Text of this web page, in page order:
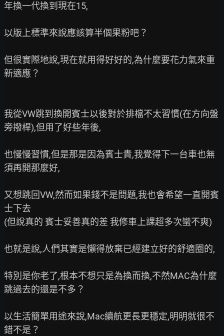
年換一代換到現在15,
以版上標準來說應該算半個果粉吧？
但很實際地說,現在就用得好好的,為什麼要花力氣來重
新適應？
我從VW跳到換開賓士以後對於排檔不太習慣(在方向盤
旁撥桿),但用了好些年後,
也慢慢習慣,但是那是因為賓士貴,我覺得下一台車也無
須再開那麼好,
又想跳回VW,然而如果錢不是問題,我也會希望一直開賓
士下去
(但說真的 賓士妥善真的差 我修車上課超多次蠻不爽)
也就是說,人們其實是懶得放棄已經建立好的舒適圈的,
特別是你老了,根本不想只是為換而換,不然MAC為什麼
跳過去的還是不多？
以生活簡單用途來說,Mac續航更長更穩定,明明就很不
錯不是？